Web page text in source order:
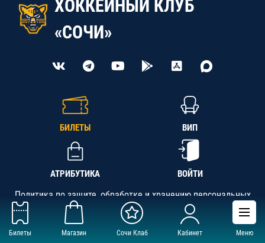
Билеты Магазин Сочи Клаб Кабинет Меню
ХОККЕЙНЫЙ КЛУБ
«СОЧИ»
БИЛЕТЫ ВИП
АТРИБУТИКА ВОЙТИ
Политика по защите, обработке и хранению персональных
данных
АНО «СК «Кубань-Регион», ОГРН 1142300002349,